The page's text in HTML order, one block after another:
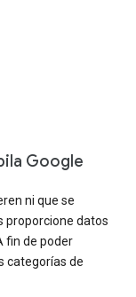
Google
ni que se
proporcione datos
fin de poder
categorías de